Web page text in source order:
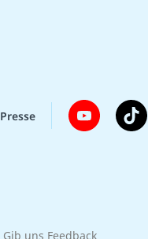
Presse
Gib uns Feedback